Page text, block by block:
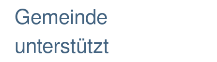
Gemeinde
unterstützt